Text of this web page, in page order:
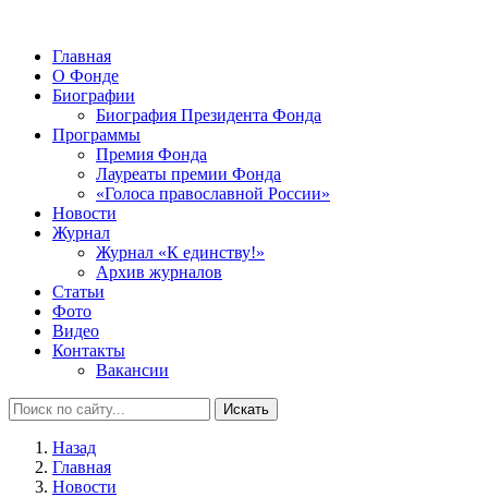
Главная
О Фонде
Биографии
Биография Президента Фонда
Программы
Премия Фонда
Лауреаты премии Фонда
«Голоса православной России»
Новости
Журнал
Журнал «К единству!»
Архив журналов
Статьи
Фото
Видео
Контакты
Вакансии
Искать
Назад
Главная
Новости